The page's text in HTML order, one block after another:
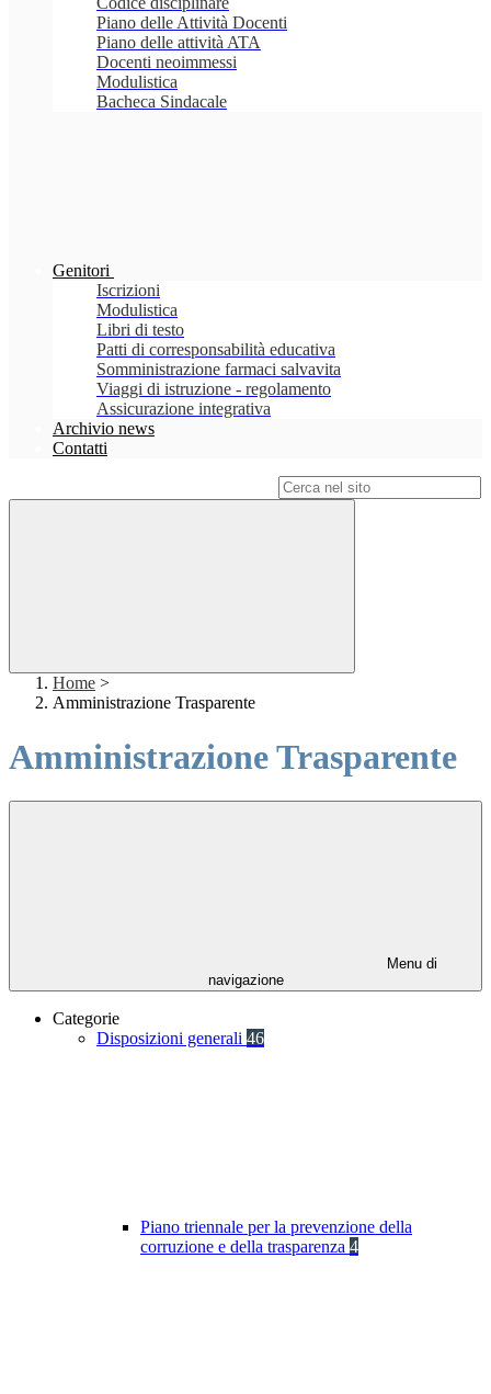
Piano delle Attività Docenti
Piano delle attività ATA
Docenti neoimmessi
Modulistica
Bacheca Sindacale
Genitori
Iscrizioni
Modulistica
Libri di testo
Patti di corresponsabilità educativa
Somministrazione farmaci salvavita
Viaggi di istruzione - regolamento
Assicurazione integrativa
Archivio news
Contatti
Home >
Amministrazione Trasparente
Amministrazione Trasparente
Menu di
navigazione
Categorie
Disposizioni generali 46
Piano triennale per la prevenzione della
corruzione e della trasparenza 4